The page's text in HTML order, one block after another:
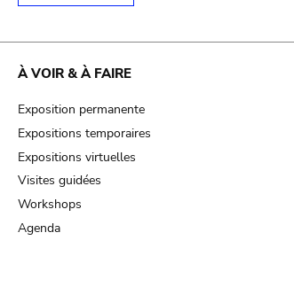
À VOIR & À FAIRE
Exposition permanente
Expositions temporaires
Expositions virtuelles
Visites guidées
Workshops
Agenda